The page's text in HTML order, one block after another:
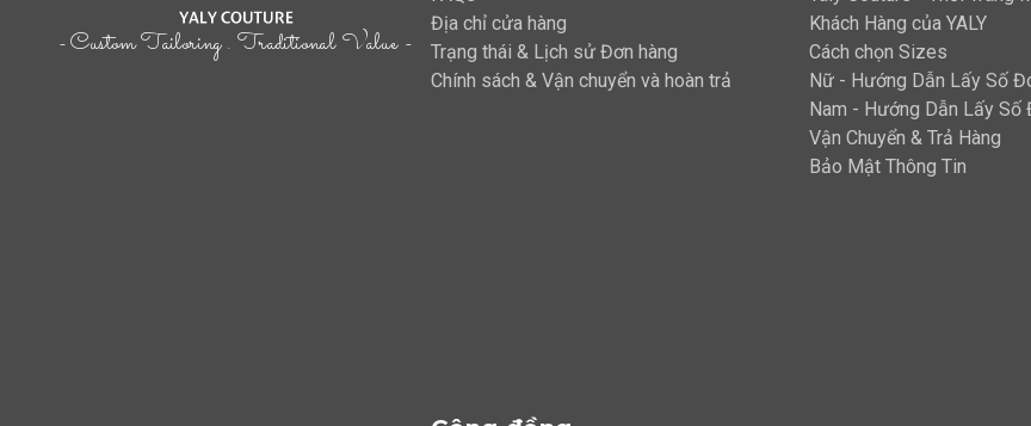
- Custom Tailoring . Traditional Value -
Địa chỉ cửa hàng
Trạng thái & Lịch sử Đơn hàng
Chính sách & Vận chuyển và hoàn trả
Khách Hàng của YALY
Cách chọn Sizes
Nữ - Hướng Dẫn Lấy Số
Nam - Hướng Dẫn Lấy Số
Vận Chuyển & Trả Hàng
Bảo Mật Thông Tin